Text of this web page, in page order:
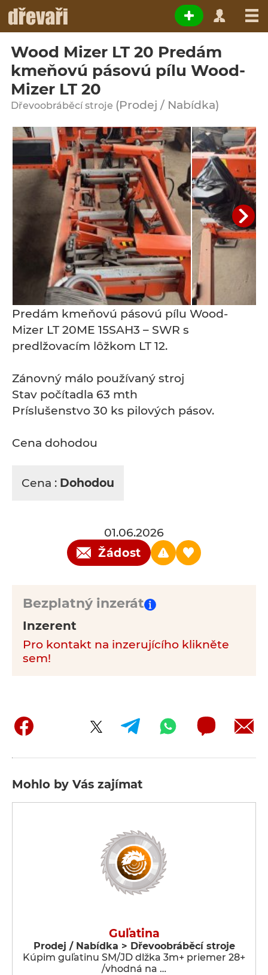
Wood Mizer LT 20 Predám
kmeňovú pásovú pílu Wood-
Mizer LT 20
Dřevoobráběcí stroje (Prodej / Nabídka)
Predám kmeňovú pásovú pílu Wood-
Mizer LT 20ME 15SAH3 – SWR s
predlžovacím lôžkom LT 12.
Zánovný málo používaný stroj
Stav počítadla 63 mth
Príslušenstvo 30 ks pilových pásov.
Cena dohodou
Cena : Dohodou
01.06.2026
Žádost
Bezplatný inzerát
Inzerent
Pro kontakt na inzerujícího klikněte
sem!
Mohlo by Vás zajímat
Guľatina
Prodej / Nabídka > Dřevoobráběcí stroje
Kúpim guľatinu SM/JD dlžka 3m+ priemer 28+
/vhodná na …